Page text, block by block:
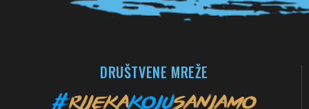
DRUŠTVENE MREŽE